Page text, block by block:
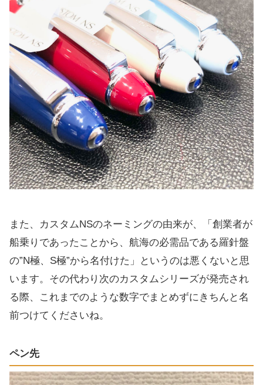
また、カスタムNSのネーミングの由来が、「創業者が
船乗りであったことから、航海の必需品である羅針盤
の”N極、S極”から名付けた」というのは悪くないと思
います。その代わり次のカスタムシリーズが発売され
る際、これまでのような数字でまとめずにきちんと名
前つけてくださいね。
ペン先